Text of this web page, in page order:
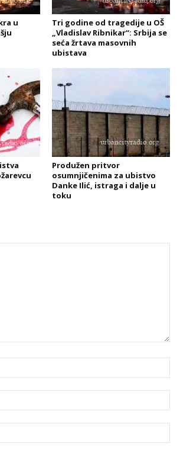
u
Tri godine od tragedije u OŠ
„Vladislav Ribnikar“: Srbija se
seća žrtava masovnih
ubistava
Produžen pritvor
osumnjičenima za ubistvo
Danke Ilić, istraga i dalje u
toku